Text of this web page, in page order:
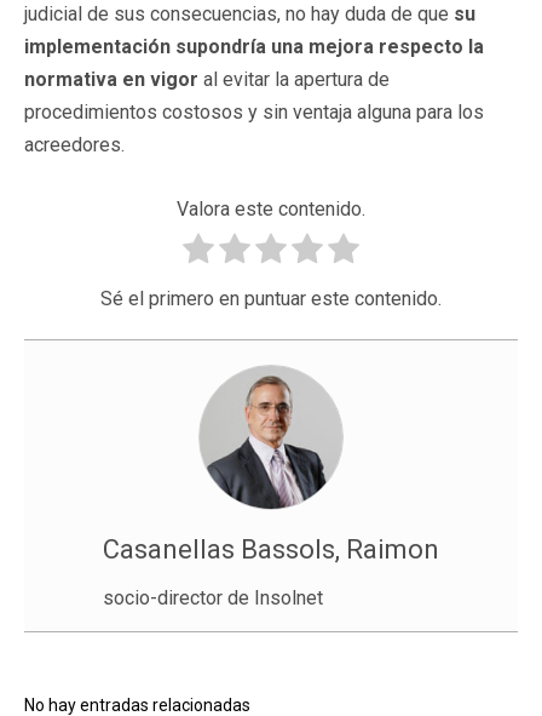
judicial de sus consecuencias, no hay duda de que su
implementación supondría una mejora respecto la
normativa en vigor al evitar la apertura de
procedimientos costosos y sin ventaja alguna para los
acreedores.
Valora este contenido.
Sé el primero en puntuar este contenido.
Casanellas Bassols, Raimon
socio-director de Insolnet
No hay entradas relacionadas